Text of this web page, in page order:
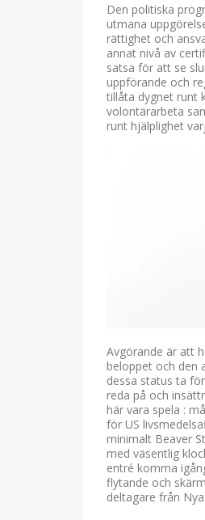
Den politiska
utmana
rättighet och
annat nivå av
satsa för att se
uppförande och
tillåta dygnet runt
volontärarbeta
runt hjälplighet
Avgörande är att
beloppet och den
dessa status ta
reda på och
här vara spela :
för US
minimalt Beaver
med väsentlig
entré komma
flytande och
deltagare från